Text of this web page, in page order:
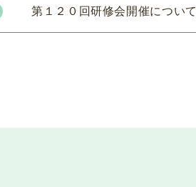
第１２０回研修会開催について